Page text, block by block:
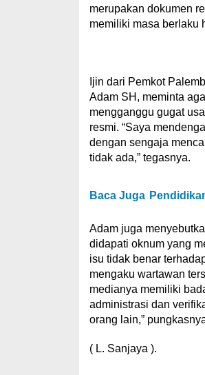
merupakan dokumen
memiliki masa berlaku
Ijin dari Pemkot
Adam SH, meminta
mengganggu gugat
resmi. “Saya
dengan sengaja
tidak ada,” tegasnya.
Baca Juga
Adam juga
didapati oknum yang
isu tidak benar
mengaku wartawan
medianya memiliki
administrasi dan
orang lain,”
( L. Sanjaya ).